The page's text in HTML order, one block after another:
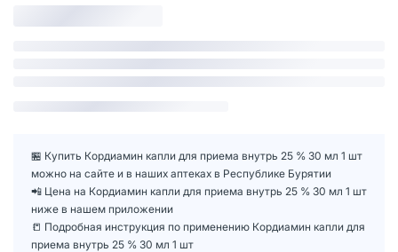
🏪 Купить Кордиамин капли для приема внутрь 25 % 30 мл 1 шт
можно на сайте и в наших аптеках в Республике Бурятии
📲 Цена на Кордиамин капли для приема внутрь 25 % 30 мл 1 шт
ниже в нашем приложении
📒 Подробная инструкция по применению Кордиамин капли для
приема внутрь 25 % 30 мл 1 шт